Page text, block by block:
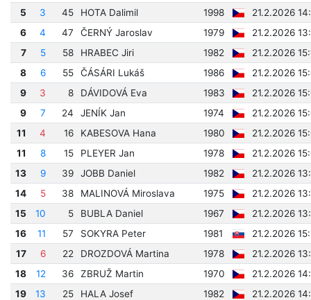
5
3 45 HOTA Dalimil 1998
21.2.2026
6
4 47 ČERNÝ Jaroslav 1979
21.2.2026
7
5 58 HRABEC Jiri 1982
21.2.2026
8
6 55 ČÁSÁRI Lukáš 1986
21.2.2026
9
3 8 DÁVIDOVÁ Eva 1983
21.2.2026
9
7 24 JENÍK Jan 1974
21.2.2026
11
4 16 KABESOVA Hana 1980
21.2.2026
11
8 15 PLEYER Jan 1978
21.2.2026
13
9 39 JOBB Daniel 1982
21.2.2026
14
5 38 MALINOVÁ Miroslava 1975
21.2.2026
15
10 5 BUBLA Daniel 1967
21.2.2026
16
11 57 SOKYRA Peter 1981
21.2.2026
17
6 22 DROZDOVÁ Martina 1978
21.2.2026
18
12 36 ZBRUŽ Martin 1970
21.2.2026
19
13 25 HALA Josef 1982
21.2.2026